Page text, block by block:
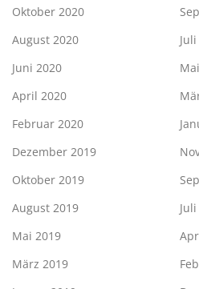
Oktober 2020
August 2020
Juni 2020
April 2020
Februar 2020
Dezember 2019
Oktober 2019
August 2019
Mai 2019
März 2019